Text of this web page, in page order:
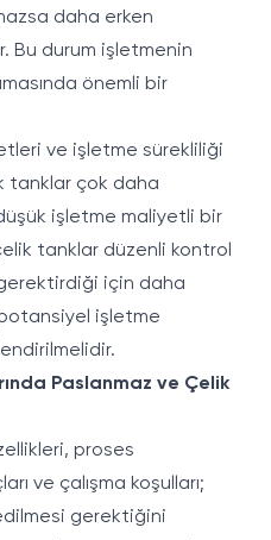
daha erken
Bu durum işletmenin
önemli bir
ve işletme sürekliliği
tanklar çok daha
işletme maliyetli bir
tanklar düzenli kontrol
için daha
işletme
Paslanmaz ve Çelik
proses
ve çalışma koşulları;
gerektiğini